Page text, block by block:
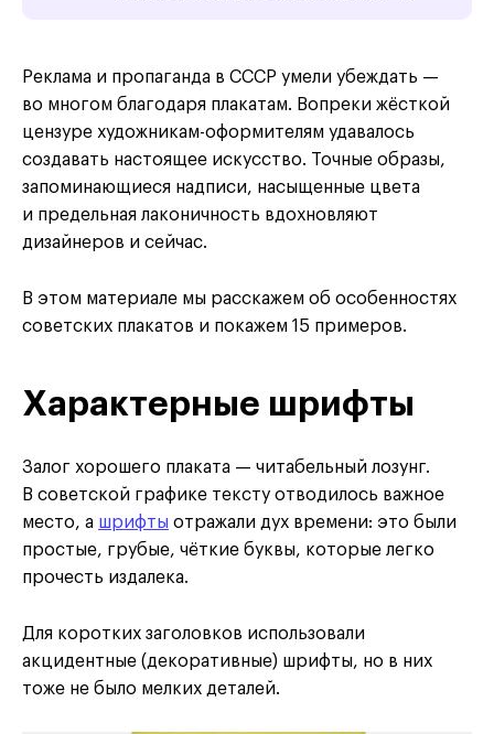
Реклама и пропаганда в СССР умели убеждать —
во многом благодаря плакатам. Вопреки жёсткой
цензуре художникам-оформителям удавалось
создавать настоящее искусство. Точные образы,
запоминающиеся надписи, насыщенные цвета
и предельная лаконичность вдохновляют
дизайнеров и сейчас.
В этом материале мы расскажем об особенностях
советских плакатов и покажем 15 примеров.
Характерные шрифты
Залог хорошего плаката — читабельный лозунг.
В советской графике тексту отводилось важное
место, а шрифты отражали дух времени: это были
простые, грубые, чёткие буквы, которые легко
прочесть издалека.
Для коротких заголовков использовали
акцидентные (декоративные) шрифты, но в них
тоже не было мелких деталей.